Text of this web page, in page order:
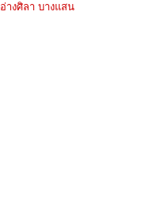
อ่างศิลา บางแสน